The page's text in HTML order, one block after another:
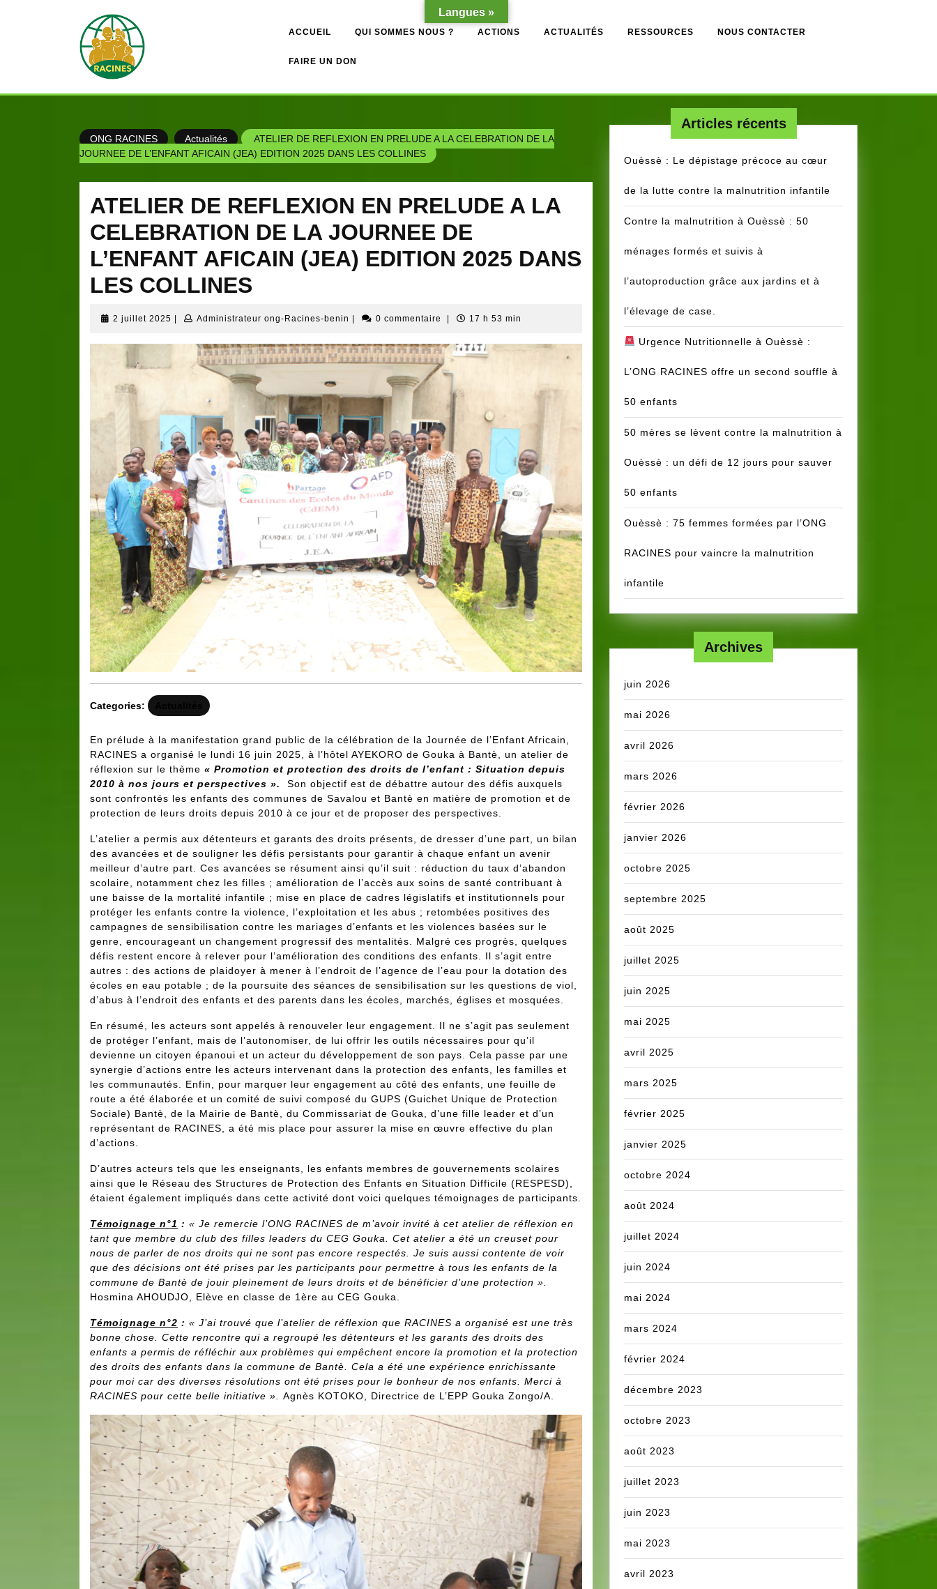
ACCUEIL QUI SOMMES NOUS ? ACTIONS ACTUALITÉS RESSOURCES NOUS CONTACTER
FAIRE UN DON
ONG RACINES Actualités
ATELIER DE REFLEXION EN PRELUDE A LA CELEBRATION DE LA
JOURNEE DE L’ENFANT AFICAIN (JEA) EDITION 2025 DANS LES COLLINES
ATELIER DE REFLEXION EN PRELUDE A LA
CELEBRATION DE LA JOURNEE DE
L’ENFANT AFICAIN (JEA) EDITION 2025 DANS
LES COLLINES
2 juillet 2025 2
2025
Administrateur ong-Racines-benin Administrateur
Racines-
benin
0 commentaire 17 h 53 min
Categories:
En prélude à la manifestation grand public de la célébration de la Journée de l’Enfant Africain,
RACINES a organisé le lundi 16 juin 2025, à l’hôtel AYEKORO de Gouka à Bantè, un atelier de
réflexion sur le thème « Promotion et protection des droits de l’enfant : Situation depuis
2010 à nos jours et perspectives ».
Son objectif est de débattre autour des défis auxquels
sont confrontés les enfants des communes de Savalou et Bantè en matière de promotion et de
protection de leurs droits depuis 2010 à ce jour et de proposer des perspectives.
L’atelier a permis aux détenteurs et garants des droits présents, de dresser d’une part, un bilan
des avancées et de souligner les défis persistants pour garantir à chaque enfant un avenir
meilleur d’autre part. Ces avancées se résument ainsi qu’il suit : réduction du taux d’abandon
scolaire, notamment chez les filles ; amélioration de l’accès aux soins de santé contribuant à
une baisse de la mortalité infantile ; mise en place de cadres législatifs et institutionnels pour
protéger les enfants contre la violence, l’exploitation et les abus ; retombées positives des
campagnes de sensibilisation contre les mariages d’enfants et les violences basées sur le
genre, encourageant un changement progressif des mentalités. Malgré ces progrès, quelques
défis restent encore à relever pour l’amélioration des conditions des enfants. Il s’agit entre
autres : des actions de plaidoyer à mener à l’endroit de l’agence de l’eau pour la dotation des
écoles en eau potable ; de la poursuite des séances de sensibilisation sur les questions de viol,
d’abus à l’endroit des enfants et des parents dans les écoles, marchés, églises et mosquées.
En résumé, les acteurs sont appelés à renouveler leur engagement. Il ne s’agit pas seulement
de protéger l’enfant, mais de l’autonomiser, de lui offrir les outils nécessaires pour qu’il
devienne un citoyen épanoui et un acteur du développement de son pays. Cela passe par une
synergie d’actions entre les acteurs intervenant dans la protection des enfants, les familles et
les communautés. Enfin, pour marquer leur engagement au côté des enfants, une feuille de
route a été élaborée et un comité de suivi composé du GUPS (Guichet Unique de Protection
Sociale) Bantè, de la Mairie de Bantè, du Commissariat de Gouka, d’une fille leader et d’un
représentant de RACINES, a été mis place pour assurer la mise en œuvre effective du plan
d’actions.
D’autres acteurs tels que les enseignants, les enfants membres de gouvernements scolaires
ainsi que le Réseau des Structures de Protection des Enfants en Situation Difficile (RESPESD),
étaient également impliqués dans cette activité dont voici quelques témoignages de participants.
Témoignage n°1 : « Je remercie l’ONG RACINES de m’avoir invité à cet atelier de réflexion en
tant que membre du club des filles leaders du CEG Gouka. Cet atelier a été un creuset pour
nous de parler de nos droits qui ne sont pas encore respectés. Je suis aussi contente de voir
que des décisions ont été prises par les participants pour permettre à tous les enfants de la
commune de Bantè de jouir pleinement de leurs droits et de bénéficier d’une protection ».
Hosmina AHOUDJO, Elève en classe de 1ère au CEG Gouka.
Témoignage n°2 : « J’ai trouvé que l’atelier de réflexion que RACINES a organisé est une très
bonne chose. Cette rencontre qui a regroupé les détenteurs et les garants des droits des
enfants a permis de réfléchir aux problèmes qui empêchent encore la promotion et la protection
des droits des enfants dans la commune de Bantè. Cela a été une expérience enrichissante
pour moi car des diverses résolutions ont été prises pour le bonheur de nos enfants. Merci à
RACINES pour cette belle initiative ». Agnès KOTOKO, Directrice de L’EPP Gouka Zongo/A.
Articles récents
Ouèssè : Le dépistage précoce au cœur
de la lutte contre la malnutrition infantile
Contre la malnutrition à Ouèssè : 50
ménages formés et suivis à
l’autoproduction grâce aux jardins et à
l’élevage de case.
Urgence Nutritionnelle à Ouèssè :
L’ONG RACINES offre un second souffle à
50 enfants
50 mères se lèvent contre la malnutrition à
Ouèssè : un défi de 12 jours pour sauver
50 enfants
Ouèssè : 75 femmes formées par l’ONG
RACINES pour vaincre la malnutrition
infantile
Archives
juin 2026
mai 2026
avril 2026
mars 2026
février 2026
janvier 2026
octobre 2025
septembre 2025
août 2025
juillet 2025
juin 2025
mai 2025
avril 2025
mars 2025
février 2025
janvier 2025
octobre 2024
août 2024
juillet 2024
juin 2024
mai 2024
mars 2024
février 2024
décembre 2023
octobre 2023
août 2023
juillet 2023
juin 2023
mai 2023
avril 2023
Langues »